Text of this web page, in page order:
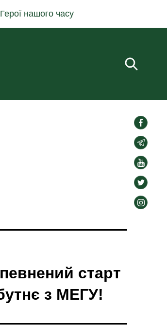
Герої нашого часу
social-
links
social-
links
social-
links
social-
links
social-
старт
з МЕГУ!